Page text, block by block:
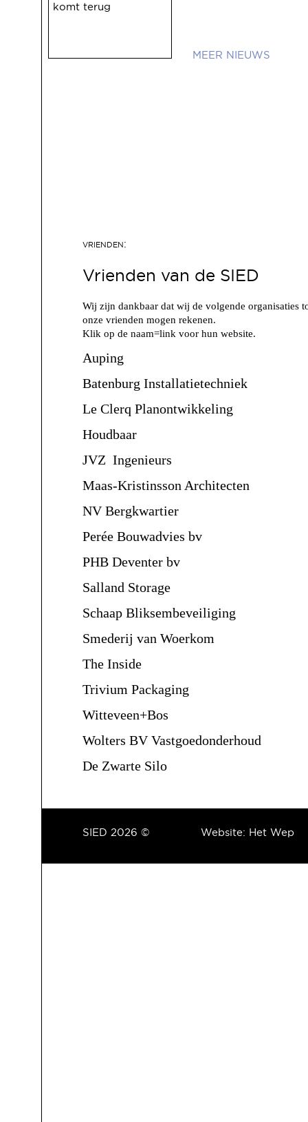
komt terug
NIEUWS
Vrienden van de SIED
Wij zijn dankbaar dat wij de volgende organisaties
onze vrienden mogen rekenen.
Klik op de naam=link voor hun website.
Auping
Batenburg Installatietechniek
Le Clerq Planontwikkeling
Houdbaar
JVZ Ingenieurs
Maas-Kristinsson Architecten
NV Bergkwartier
Perée Bouwadvies bv
PHB Deventer bv
Salland Storage
Schaap Bliksembeveiliging
Smederij van Woerkom
The Inside
Trivium Packaging
Witteveen+Bos
Wolters BV Vastgoedonderhoud
De Zwarte Silo
Website: Het Wep
SIED 2026 ©